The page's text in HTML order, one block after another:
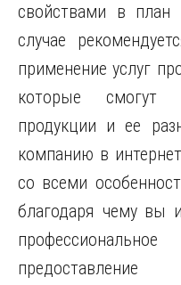
свойствами в план
случае
применение услуг
которые смогут
продукции и ее
компанию в
со всеми
благодаря чему вы